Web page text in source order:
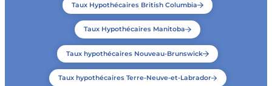
Taux Hypothécaires British Columbia
Taux Hypothécaires Manitoba
Taux hypothécaires Nouveau-Brunswick
Taux hypothécaires Terre-Neuve-et-Labrador